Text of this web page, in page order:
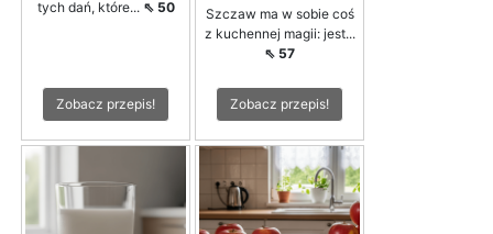
tych dań, które... ⇖ 50
Zobacz przepis!
Szczaw ma w sobie coś
z kuchennej magii: jest...
⇖ 57
Zobacz przepis!